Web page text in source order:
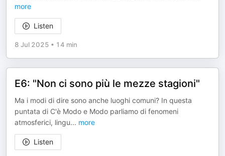
more
Listen
8 Jul 2025 • 14 min
E6: "Non ci sono più le mezze stagioni"
Ma i modi di dire sono anche luoghi comuni? In questa
puntata di C'è Modo e Modo parliamo di fenomeni
atmosferici, lingu... more
Listen